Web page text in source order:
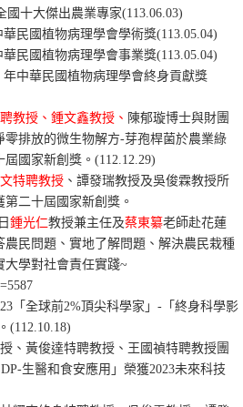
國十大傑出農業專家(113.06.03)
華民國植物病理學會學術獎(113.05.04)
華民國植物病理學會事業獎(113.05.04)
年中華民國植物病理學會終身貢獻獎
教授、鍾文鑫教授、 陳郁璇博士與財團
零排放的微生物解方-芽孢桿菌於農業綠
國家新創獎。 (112.12.29)
特聘教授 、譚發瑞教授及吳俊霖教授所
二十屆國家新創獎。
鍾光仁教授兼主任及蔡東纂老師赴花蓮
農民問題、實地了解問題、解決農民栽種
大學對社會責任實踐~
「全球前2%頂尖科學家」-「終身科學影
(112.10.18)
、黃俊達特聘教授、王國禎特聘教授團
生醫和食安應用 」榮獲2023未來科技